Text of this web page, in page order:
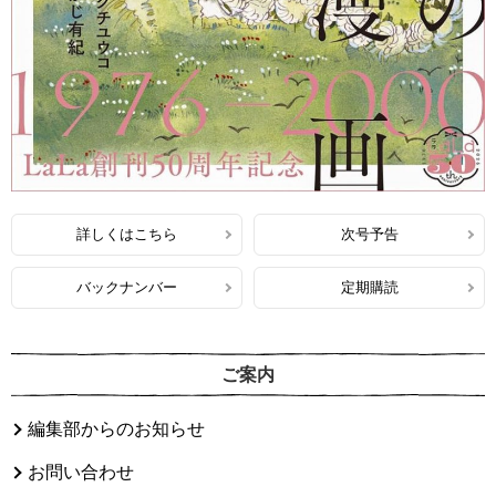
詳しくはこちら 次号予告
バックナンバー 定期購読
ご案内
編集部からのお知らせ
お問い合わせ